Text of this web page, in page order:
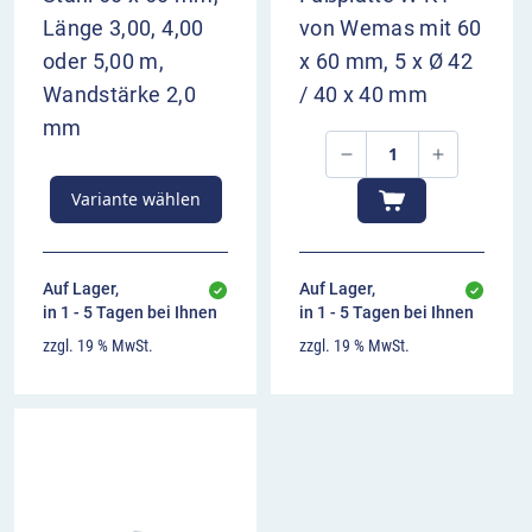
Länge 3,00, 4,00
oder 5,00 m,
Wandstärke 2,0
mm
Variante wählen
Auf Lager,
in 1 - 5 Tagen bei Ihnen
zzgl. 19 % MwSt.
von Wemas mit 60
x 60 mm, 5 x Ø 42
/ 40 x 40 mm
Auf Lager,
in 1 - 5 Tagen bei Ihnen
zzgl. 19 % MwSt.